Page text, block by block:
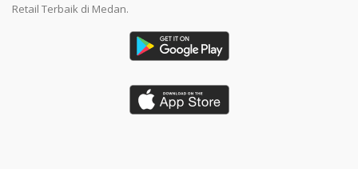
Retail Terbaik di Medan.